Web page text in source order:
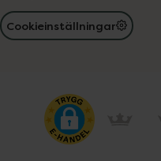
Cookieinställningar